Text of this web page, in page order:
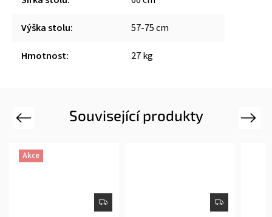
Výška stolu: 57-75 cm
Hmotnost: 27 kg
Související produkty
Previous
Akce
Next